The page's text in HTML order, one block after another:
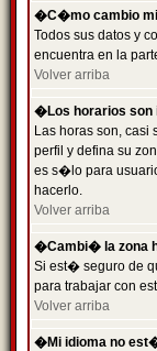
�C�mo cambio
Todos sus datos y
encuentra en la
Volver arriba
�Los horarios son
Las horas son, casi
perfil y defina su
es s�lo para
hacerlo.
Volver arriba
�Cambi� la zona
Si est� seguro de
para trabajar con
Volver arriba
�Mi idioma no